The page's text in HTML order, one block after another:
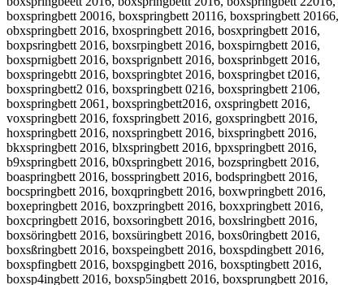
boxspringbett 20016, boxspringbett 20116, boxspringbett 20166,
obxspringbett 2016, bxospringbett 2016, bosxpringbett 2016,
boxpsringbett 2016, boxsrpingbett 2016, boxspirngbett 2016,
boxsprnigbett 2016, boxsprignbett 2016, boxsprinbgett 2016,
boxspringebtt 2016, boxspringbtet 2016, boxspringbet t2016,
boxspringbett2 016, boxspringbett 0216, boxspringbett 2106,
boxspringbett 2061, boxspringbett2016, oxspringbett 2016,
voxspringbett 2016, foxspringbett 2016, goxspringbett 2016,
hoxspringbett 2016, noxspringbett 2016, bixspringbett 2016,
bkxspringbett 2016, blxspringbett 2016, bpxspringbett 2016,
b9xspringbett 2016, b0xspringbett 2016, bozspringbett 2016,
boaspringbett 2016, bosspringbett 2016, bodspringbett 2016,
bocspringbett 2016, boxqpringbett 2016, boxwpringbett 2016,
boxepringbett 2016, boxzpringbett 2016, boxxpringbett 2016,
boxcpringbett 2016, boxsoringbett 2016, boxslringbett 2016,
boxsöringbett 2016, boxsüringbett 2016, boxs0ringbett 2016,
boxsßringbett 2016, boxspeingbett 2016, boxspdingbett 2016,
boxspfingbett 2016, boxspgingbett 2016, boxsptingbett 2016,
boxsp4ingbett 2016, boxsp5ingbett 2016, boxsprungbett 2016,